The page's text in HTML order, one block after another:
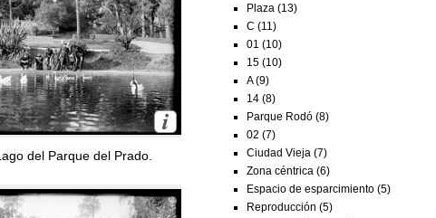
del Parque del Prado.
Plaza (13)
C (11)
01 (10)
15 (10)
A (9)
14 (8)
Parque Rodó (8)
02 (7)
Ciudad Vieja (7)
Zona céntrica (6)
Espacio de esparcimiento (5)
Reproducción (5)